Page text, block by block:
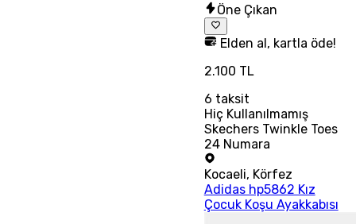
Öne Çıkan
Elden al, kartla öde!
2.100 TL
6 taksit
Hiç Kullanılmamış
Skechers Twinkle Toes
24 Numara
Kocaeli, Körfez
Adidas hp5862 Kız
Çocuk Koşu Ayakkabısı